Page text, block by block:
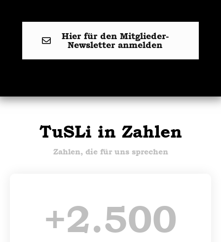
Hier für den Mitglieder-
Newsletter anmelden
TuSLi in Zahlen
Zahlen, die für uns sprechen
+2.500